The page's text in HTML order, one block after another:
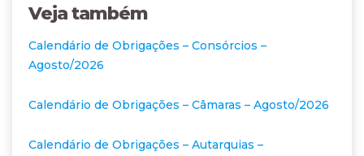
Veja também
Calendário de Obrigações – Consórcios –
Agosto/2026
Calendário de Obrigações – Câmaras – Agosto/2026
Calendário de Obrigações – Autarquias –